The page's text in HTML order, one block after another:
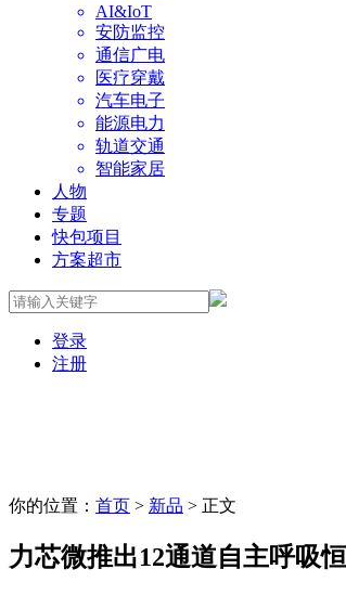
AI&IoT
安防监控
通信广电
医疗穿戴
汽车电子
能源电力
轨道交通
智能家居
人物
专题
快包项目
方案超市
登录
注册
你的位置： 首页 > 新品 > 正文
力芯微推出12通道自主呼吸